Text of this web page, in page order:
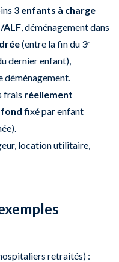
3 enfants à charge
ALF, déménagement dans
(entre la fin du 3ᵉ
dernier enfant),
déménagement.
frais réellement
fixé par enfant
location utilitaire,
retraités) :